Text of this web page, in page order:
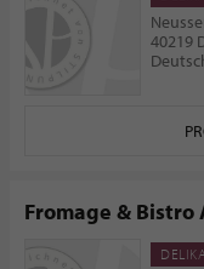
40219
Fromage & Bistro